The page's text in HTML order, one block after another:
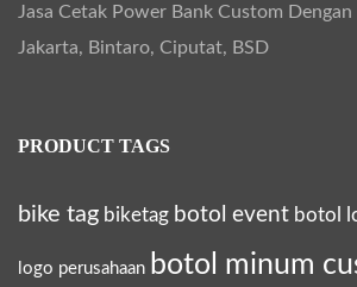
Jasa Cetak Power Bank Custom
Jakarta, Bintaro, Ciputat, BSD
PRODUCT TAGS
bike tag biketag botol event botol
logo perusahaan botol minum